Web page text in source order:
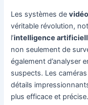
Les systèmes de
véritable révolution,
l’intelligence
non seulement de
également d’analyser
suspects. Les
détails
plus efficace et